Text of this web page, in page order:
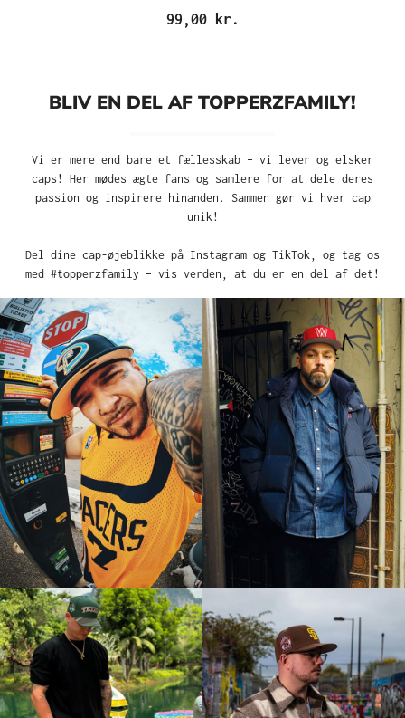
99,00 kr.
BLIV EN DEL AF TOPPERZFAMILY!
Vi er mere end bare et fællesskab – vi lever og elsker
caps! Her mødes ægte fans og samlere for at dele deres
passion og inspirere hinanden. Sammen gør vi hver cap
unik!
Del dine cap-øjeblikke på Instagram og TikTok, og tag os
med #topperzfamily – vis verden, at du er en del af det!